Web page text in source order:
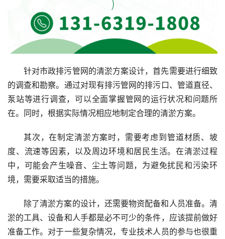
针对市政排污管网的清淤方案设计，首先需要进行细致
的调查和勘察。通过对现有排污管网的排污口、管道直径、
泵站等进行调查，可以全面掌握管网的运行状况和问题所
在。同时，根据实际情况相应地制定合理的清淤方案。
其次，在制定清淤方案时，需要考虑到管道材质、坡
度、流速等因素，以及周边环境和居民生活。在清淤过程
中，可能会产生噪音、尘土等问题，为避免扰民和污染环
境，需要采取适当的措施。
除了清淤方案的设计，还需要物资配备和人员准备。清
淤的工具、设备和人手都是必不可少的条件，应该提前做好
准备工作。对于一些复杂情况，专业技术人员的参与也很重